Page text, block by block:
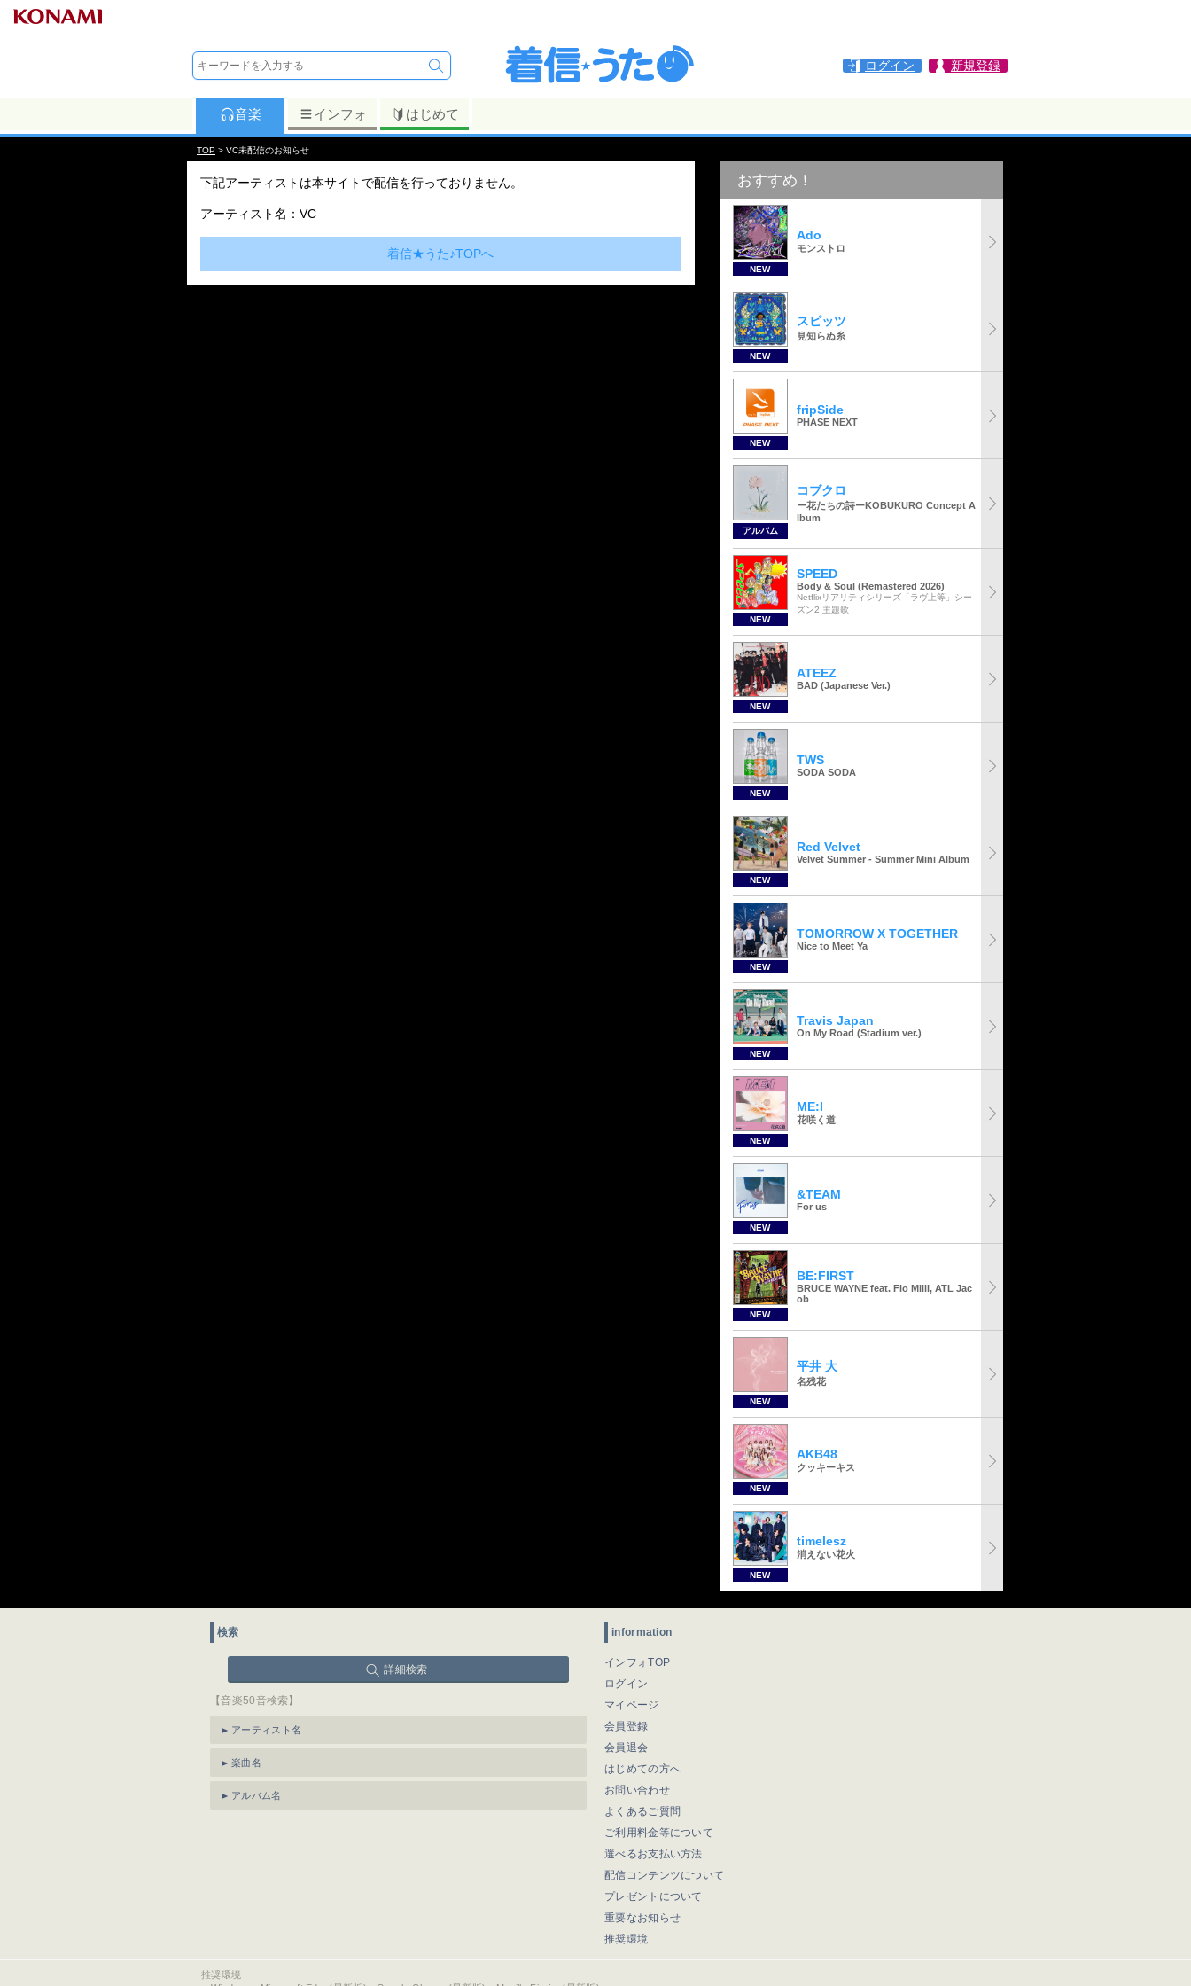
ログイン 新規登録
音楽 インフォ はじめて
TOP > VC未配信のお知らせ
下記アーティストは本サイトで配信を行っておりません。
アーティスト名：VC
着信★うた♪TOPへ
おすすめ！
NEW
Ado
モンストロ
NEW
スピッツ
見知らぬ糸
NEW
fripSide
PHASE NEXT
アルバム
コブクロ
ー花たちの詩ーKOBUKURO Concept A
lbum
NEW
SPEED
Body & Soul (Remastered 2026)
Netflixリアリティシリーズ「ラヴ上等」シー
ズン2 主題歌
NEW
ATEEZ
BAD (Japanese Ver.)
NEW
TWS
SODA SODA
NEW
Red Velvet
Velvet Summer - Summer Mini Album
NEW
TOMORROW X TOGETHER
Nice to Meet Ya
NEW
Travis Japan
On My Road (Stadium ver.)
NEW
ME:I
花咲く道
NEW
&TEAM
For us
NEW
BE:FIRST
BRUCE WAYNE feat. Flo Milli, ATL Jac
ob
NEW
平井 大
名残花
NEW
AKB48
クッキーキス
NEW
timelesz
消えない花火
検索
詳細検索
【音楽50音検索】
アーティスト名
楽曲名
アルバム名
information
インフォTOP
ログイン
マイページ
会員登録
会員退会
はじめての方へ
お問い合わせ
よくあるご質問
ご利用料金等について
選べるお支払い方法
配信コンテンツについて
プレゼントについて
重要なお知らせ
推奨環境
推奨環境